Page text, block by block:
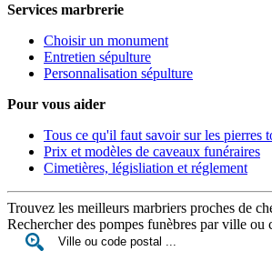
Services marbrerie
Choisir un monument
Entretien sépulture
Personnalisation sépulture
Pour vous aider
Tous ce qu'il faut savoir sur les pierres
Prix et modèles de caveaux funéraires
Cimetières, législiation et réglement
Trouvez les meilleurs marbriers proches de
Rechercher des pompes funèbres par ville ou